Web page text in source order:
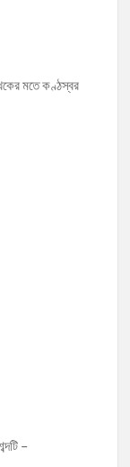
মতে কণ্ঠস্বর
–